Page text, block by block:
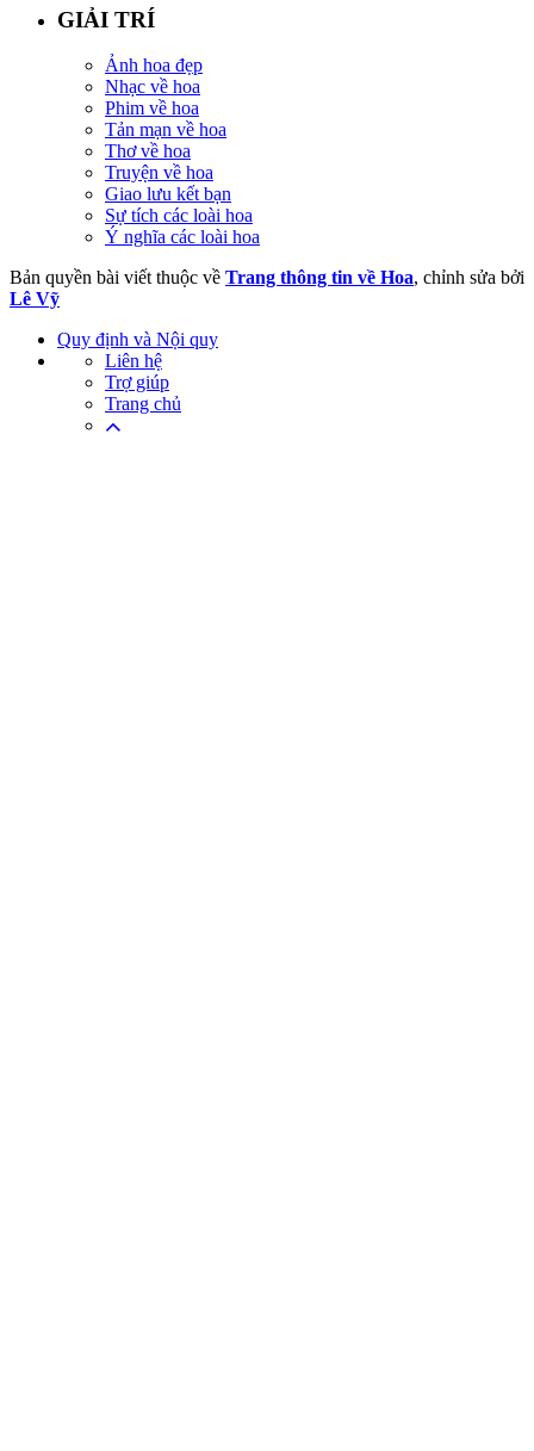
GIẢI TRÍ
Ảnh hoa đẹp
Nhạc về hoa
Phim về hoa
Tản mạn về hoa
Thơ về hoa
Truyện về hoa
Giao lưu kết bạn
Sự tích các loài hoa
Ý nghĩa các loài hoa
Bản quyền bài viết thuộc về Trang thông tin về Hoa, chỉnh sửa bởi
Lê Vỹ
Quy định và Nội quy
Liên hệ
Trợ giúp
Trang chủ